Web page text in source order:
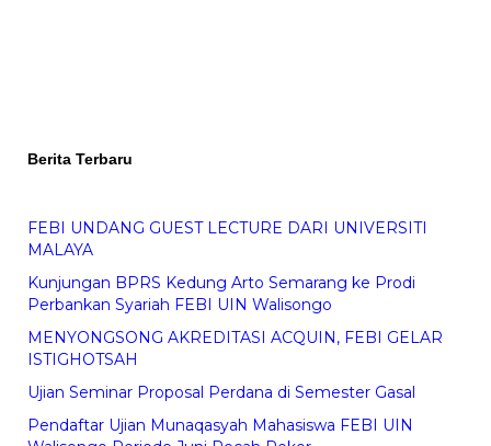
Berita Terbaru
FEBI UNDANG GUEST LECTURE DARI UNIVERSITI
MALAYA
Kunjungan BPRS Kedung Arto Semarang ke Prodi
Perbankan Syariah FEBI UIN Walisongo
MENYONGSONG AKREDITASI ACQUIN, FEBI GELAR
ISTIGHOTSAH
Ujian Seminar Proposal Perdana di Semester Gasal
Pendaftar Ujian Munaqasyah Mahasiswa FEBI UIN